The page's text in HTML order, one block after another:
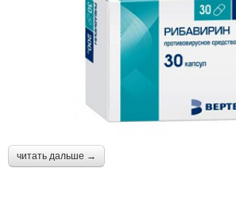
читать дальше →